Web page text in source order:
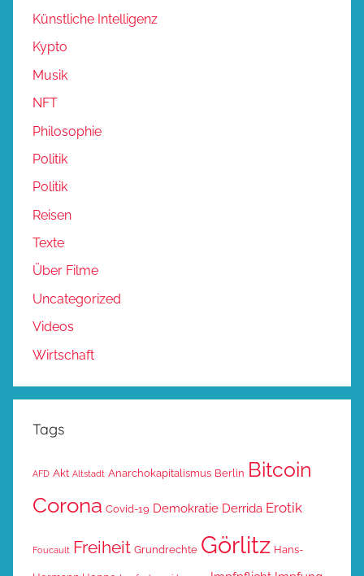
Künstliche Intelligenz
Kypto
Musik
NFT
Philosophie
Politik
Politik
Reisen
Texte
Über Filme
Uncategorized
Videos
Wirtschaft
Tags
AFD Akt Altstadt Anarchokapitalismus Berlin Bitcoin
Corona Covid-19 Demokratie Derrida Erotik
Foucault Freiheit Grundrechte Görlitz Hans-